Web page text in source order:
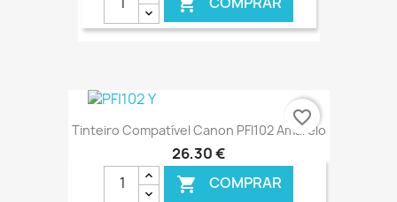
Tinteiro Compatível Canon PFI102 Amarelo
26,30 €
 COMPRAR
favorite_border